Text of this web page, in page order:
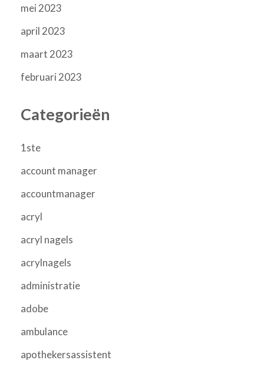
mei 2023
april 2023
maart 2023
februari 2023
Categorieën
1ste
account manager
accountmanager
acryl
acryl nagels
acrylnagels
administratie
adobe
ambulance
apothekersassistent